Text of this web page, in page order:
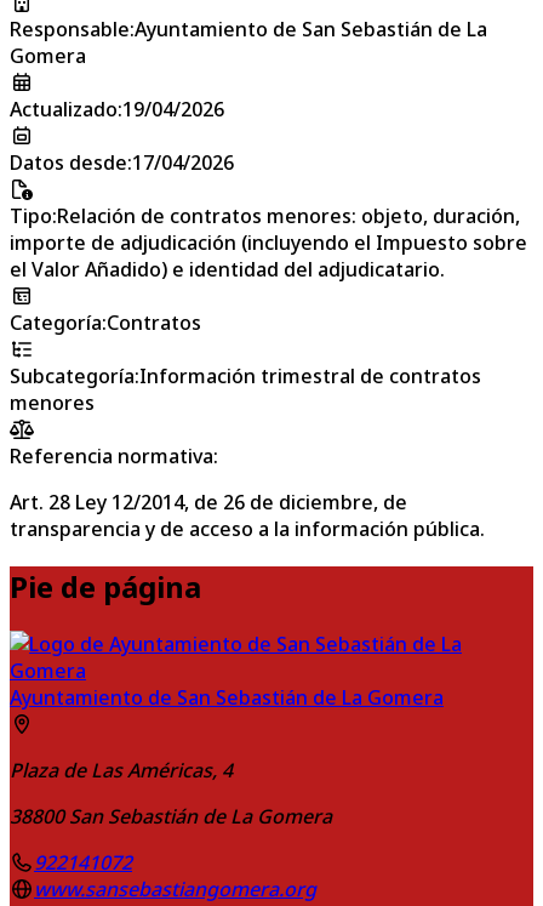
Responsable:Ayuntamiento de San Sebastián de La
Gomera
Actualizado:19/04/2026
Datos desde:17/04/2026
Tipo:Relación de contratos menores: objeto, duración,
importe de adjudicación (incluyendo el Impuesto sobre
el Valor Añadido) e identidad del adjudicatario.
Categoría:Contratos
Subcategoría:Información trimestral de contratos
menores
Referencia normativa:
Art. 28 Ley 12/2014, de 26 de diciembre, de
transparencia y de acceso a la información pública.
Pie de página
Ayuntamiento de San Sebastián de La Gomera
Plaza de Las Américas, 4
38800 San Sebastián de La Gomera
922141072
www.sansebastiangomera.org